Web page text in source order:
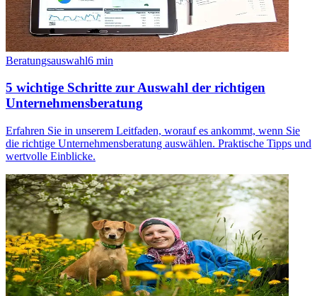
Beratungsauswahl6 min
5 wichtige Schritte zur Auswahl der richtigen
Unternehmensberatung
Erfahren Sie in unserem Leitfaden, worauf es ankommt, wenn Sie
die richtige Unternehmensberatung auswählen. Praktische Tipps und
wertvolle Einblicke.